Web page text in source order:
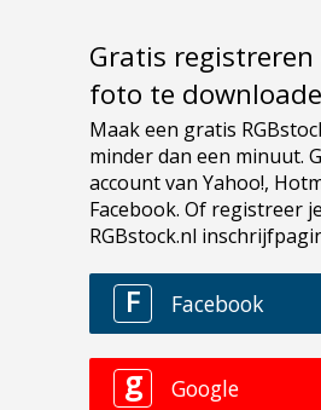
Gratis registreren
foto te